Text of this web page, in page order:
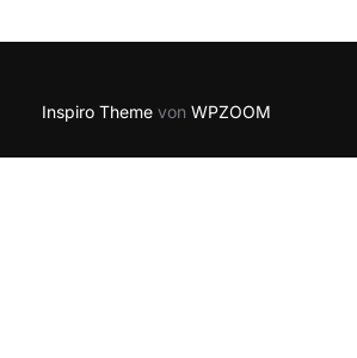
Inspiro Theme von WPZOOM